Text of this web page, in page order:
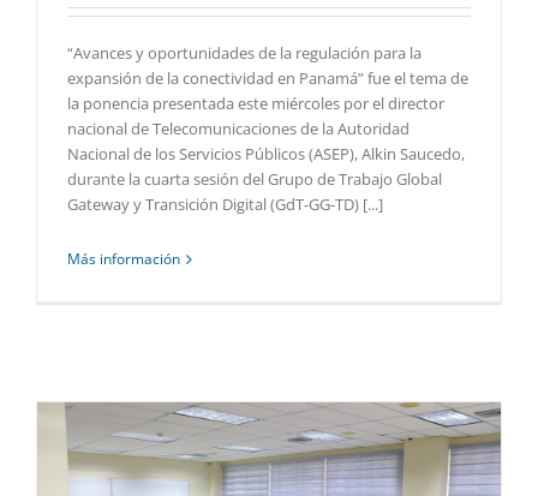
“Avances y oportunidades de la regulación para la
expansión de la conectividad en Panamá” fue el tema de
la ponencia presentada este miércoles por el director
nacional de Telecomunicaciones de la Autoridad
Nacional de los Servicios Públicos (ASEP), Alkin Saucedo,
durante la cuarta sesión del Grupo de Trabajo Global
Gateway y Transición Digital (GdT-GG-TD) [...]
Más información